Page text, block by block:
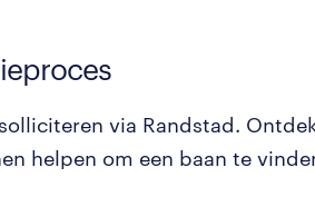
via Randstad.
helpen om een baan te